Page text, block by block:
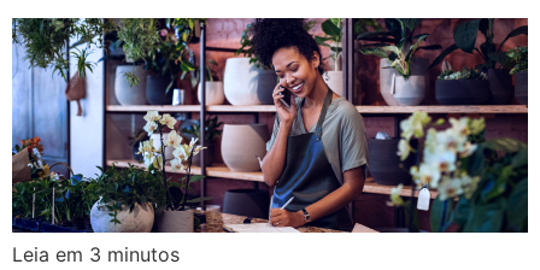
Leia em 3 minutos